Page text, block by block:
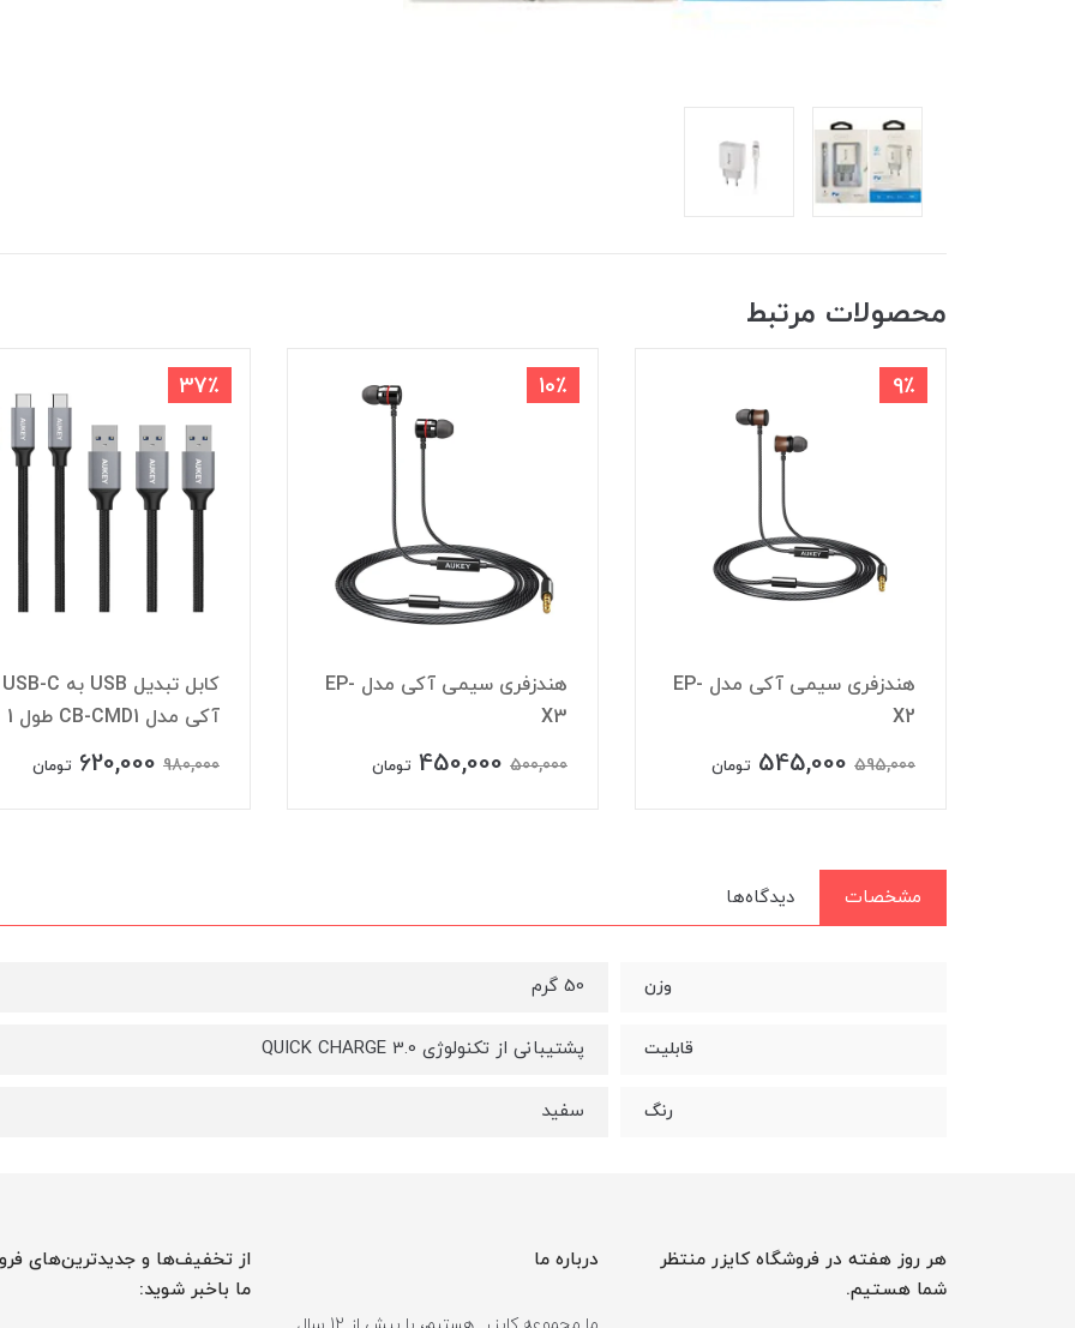
محصولات مرتبط
9٪
هندزفری سیمی آکی مدل EP-
X2
595,000
545,000 تومان
10٪
هندزفری سیمی آکی مدل EP-
X3
500,000
450,000 تومان
37٪
کابل تبدیل USB به USB-C
آکی مدل CB-CMD1 طول 1 متر
980,000
620,000 تومان
مشخصات دیدگاه‌ها
وزن 50 گرم
قابلیت پشتیبانی از تکنولوژی QUICK CHARGE 3.0
رنگ سفید
هر روز هفته در فروشگاه کایزر منتظر
شما هستیم.
درباره ما
از تخفیف‌ها و جدیدترین‌های
ما باخبر شوید: